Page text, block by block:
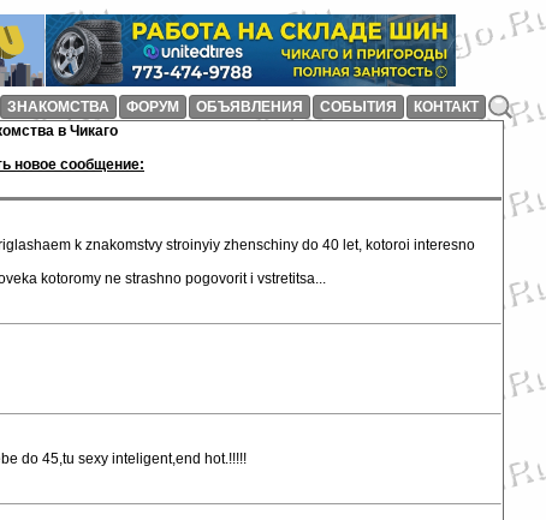
ЗНАКОМСТВА ФОРУМ ОБЪЯВЛЕНИЯ СОБЫТИЯ
КОНТАКТ
в Чикаго
новое сообщение:
k znakomstvy stroinyiy zhenschiny do 40 let, kotoroi interesno
kotoromy ne strashno pogovorit i vstretitsa...
do 45,tu sexy inteligent,end hot.!!!!!